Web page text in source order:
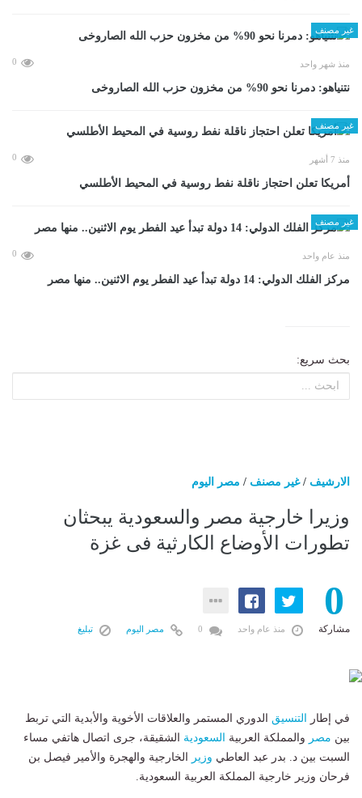
غير مصنف
منذ شهر واحد 0
نتنياهو: دمرنا نحو 90% من مخزون حزب الله الصاروخى
غير مصنف
منذ 7 أشهر 0
أمريكا تعلن احتجاز ناقلة نفط روسية في المحيط الأطلسي
غير مصنف
منذ عام واحد 0
مركز الفلك الدولي: 14 دولة تبدأ عيد الفطر يوم الاثنين.. منها مصر
بحث سريع:
الارشيف /غير مصنف / مصر اليوم
وزيرا خارجية مصر والسعودية يبحثان
تطورات الأوضاع الكارثية فى غزة
0
مشاركة منذ عام واحد مصر اليوم تبليغ
في إطار التنسيق الدوري المستمر والعلاقات الأخوية والأبدية التي تربط
بين مصر والمملكة العربية السعودية الشقيقة، جرى اتصال هاتفي مساء
السبت بين د. بدر عبد العاطي وزير
الخارجية والهجرة والأمير فيصل بن
فرحان وزير خارجية المملكة العربية السعودية.